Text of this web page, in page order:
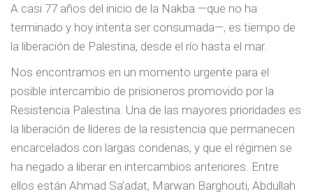
A casi 77 años del inicio de la Nakba —que no ha
terminado y hoy intenta ser consumada—, es tiempo de
la liberación de Palestina, desde el río hasta el mar.
Nos encontramos en un momento urgente para el
posible intercambio de prisioneros promovido por la
Resistencia Palestina. Una de las mayores prioridades es
la liberación de líderes de la resistencia que permanecen
encarcelados con largas condenas, y que el régimen se
ha negado a liberar en intercambios anteriores. Entre
ellos están Ahmad Sa’adat, Marwan Barghouti, Abdullah